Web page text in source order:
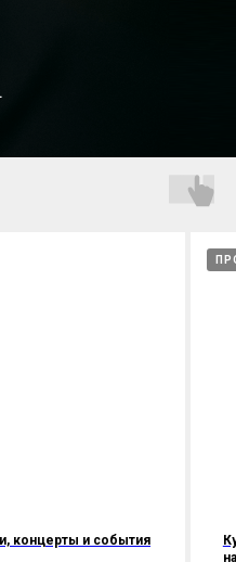
концерты и события